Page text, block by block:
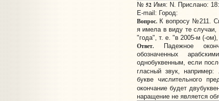
№ 52Имя: N. Прислано:
E-mail: Город:
Вопрос.К вопросу №211.
я имела в виду те случаи,
"года", т. е. "в 2005-м (-
Ответ.Падежное
обозначенных
однобуквенным, если
гласный звук, например:
букве числительного
окончание будет
наращение не является